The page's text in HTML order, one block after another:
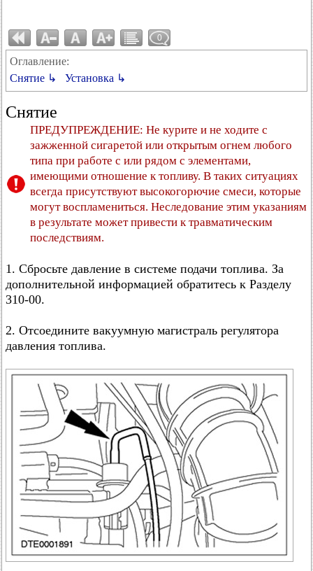
0
Оглавление:
Снятие ↳
Установка ↳
Снятие
ПРЕДУПРЕЖДЕНИЕ: Не курите и не ходите с
зажженной сигаретой или открытым огнем любого
типа при работе с или рядом с элементами,
имеющими отношение к топливу. В таких ситуациях
всегда присутствуют высокогорючие смеси, которые
могут воспламениться. Неследование этим указаниям
в результате может привести к травматическим
последствиям.
1. Сбросьте давление в системе подачи топлива. За
дополнительной информацией обратитесь к Разделу
310-00.
2. Отсоедините вакуумную магистраль регулятора
давления топлива.